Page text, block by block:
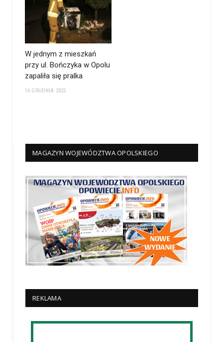
W jednym z mieszkań
przy ul. Bończyka w Opolu
zapaliła się pralka
16 GRUDNIA 2025
MAGAZYN WOJEWÓDZTWA OPOLSKIEGO
REKLAMA